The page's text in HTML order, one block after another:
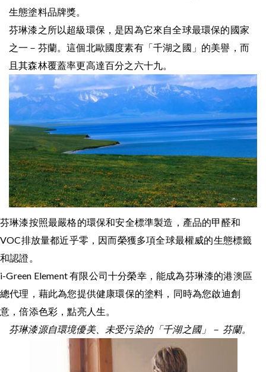
生態塗料品牌獎。
芬琳漆之所以超級環保，是因為它來自全球最環保的國家
之一－芬蘭。這個北歐國度素有「千湖之國」的美譽，而
且其森林覆蓋率更高達百分之六十九。
芬琳漆按照最嚴格的環保和安全標準製造，產品的甲醛和
VOC排放量都近乎零，因而榮獲多項全球最權威的生態標籤
和認證。
i-Green Element 有限公司十分榮幸，能成為芬琳漆的港澳區
總代理，藉此為您提供健康環保的塗料，同時為您啟迪創
意，倍添色彩，點亮人生。
芬琳漆源自環境優美、未受污染的「千湖之國」－ 芬蘭。